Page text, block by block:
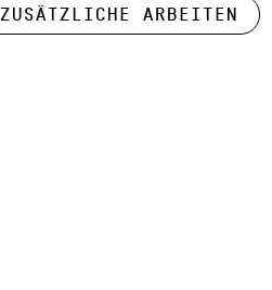
Zusätzliche Arbeiten